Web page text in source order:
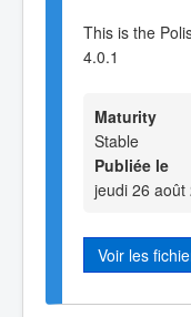
This is the
4.0.1
Maturity
Stable
Publiée le
jeudi 26 août
Voir les